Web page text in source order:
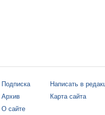
Подписка
Архив
О сайте
Написать в
Карта сайта